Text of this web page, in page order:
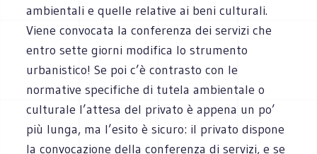
ambientali e quelle relative ai beni culturali.
Viene convocata la conferenza dei servizi che
entro sette giorni modifica lo strumento
urbanistico! Se poi c’è contrasto con le
normative specifiche di tutela ambientale o
culturale l’attesa del privato è appena un po’
più lunga, ma l’esito è sicuro: il privato dispone
la convocazione della conferenza di servizi, e se